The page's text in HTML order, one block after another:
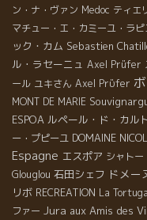
ン・ナ・ヴァン Medoc ティエ
マチュー・エ・カミーユ・ラ
ック・カム Sebastien
ル・ラセーニュ Axel Prüfer
ール ユキさん Axel Prϋfer
MONT DE MARIE
ESPOA ルペール・ド・カル
ー・プピーユ DOMAINE
Espagne エスポア シャトー
Glouglou 石田シェフ ドメー
リボ RECREATION La Tortuga
ファー Jura aux Amis des